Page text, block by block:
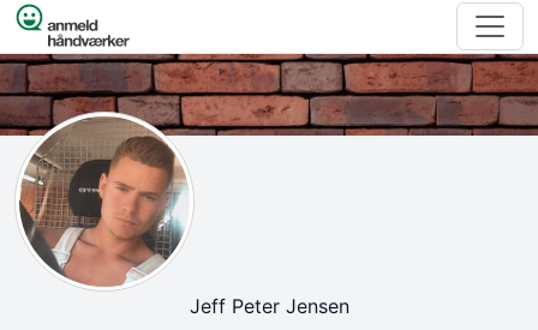
Spring til indhold
Jeff Peter Jensen